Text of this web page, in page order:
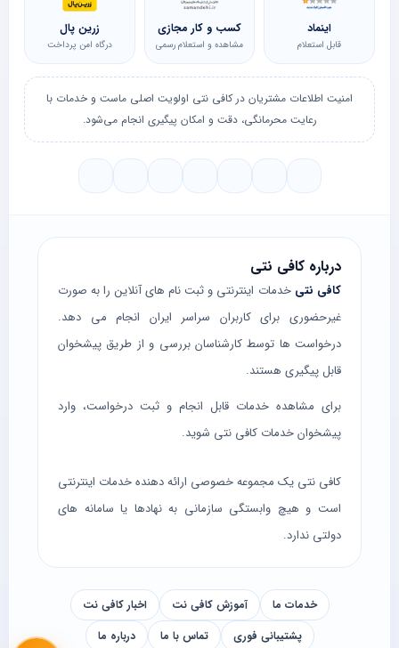
اینماد
قابل استعلام
کسب و کار مجازی
مشاهده و استعلام رسمی
زرین پال
درگاه امن پرداخت
امنیت اطلاعات مشتریان در کافی نتی اولویت اصلی ماست و خدمات با
رعایت محرمانگی، دقت و امکان پیگیری انجام می‌شود.
درباره کافی نتی
کافی نتی خدمات اینترنتی و ثبت نام های آنلاین را به صورت
غیرحضوری برای کاربران سراسر ایران انجام می دهد.
درخواست ها توسط کارشناسان بررسی و از طریق پیشخوان
قابل پیگیری هستند.
برای مشاهده خدمات قابل انجام و ثبت درخواست، وارد
پیشخوان خدمات کافی نتی شوید.
کافی نتی یک مجموعه خصوصی ارائه دهنده خدمات اینترنتی
است و هیچ وابستگی سازمانی به نهادها یا سامانه های
دولتی ندارد.
خدمات ما آموزش کافی نت
اخبار کافی نت
پشتیبانی فوری
تماس با ما درباره ما